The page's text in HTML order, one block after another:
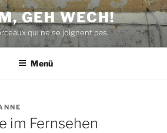
GEH WECH!
qui ne se joignent pas.
Menü
im Fernsehen